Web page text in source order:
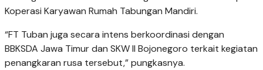
Koperasi Karyawan Rumah Tabungan Mandiri.
“FT Tuban juga secara intens berkoordinasi dengan
BBKSDA Jawa Timur dan SKW II Bojonegoro terkait kegiatan
penangkaran rusa tersebut,” pungkasnya.